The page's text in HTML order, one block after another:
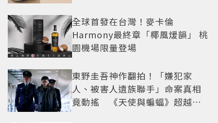
全球首發在台灣！麥卡倫
Harmony最終章「椰風煖韻」 桃
園機場限量登場
東野圭吾神作翻拍！「嫌犯家
人、被害人遺族聯手」命案真相
竟動搖 《天使與蝙蝠》超越懸